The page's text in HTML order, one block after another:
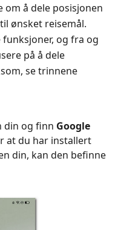
om å dele posisjonen
ønsket reisemål.
og fra og
på å dele
se trinnene
din og finn Google
at du har installert
din, kan den befinne